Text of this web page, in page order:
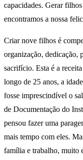
capacidades. Gerar
encontramos a nossa
Criar nove filhos é
organização, dedicação,
sacrifício. Esta é a
longo de 25 anos, a
fosse imprescindível o
de Documentação do
pensou fazer uma
mais tempo com eles.
família e trabalho, muito